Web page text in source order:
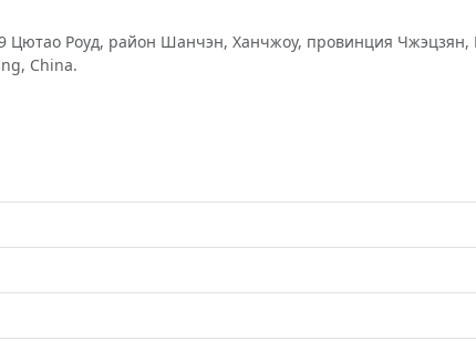
Цютао Роуд, район Шанчэн, Ханчжоу, провинция Чжэцзян,
China.